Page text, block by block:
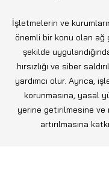
İşletmelerin ve
önemli bir konu olan ağ
şekilde
hırsızlığı ve siber
yardımcı olur. Ayrıca,
korunmasına, yasal
yerine getirilmesine ve
artırılmasına